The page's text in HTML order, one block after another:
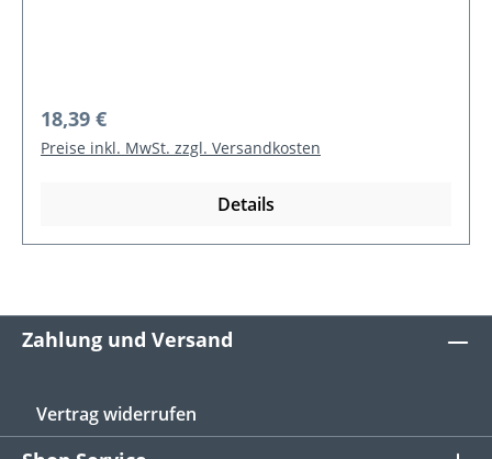
Regulärer Preis:
18,39 €
Preise inkl. MwSt. zzgl. Versandkosten
Details
Zahlung und Versand
Vertrag widerrufen